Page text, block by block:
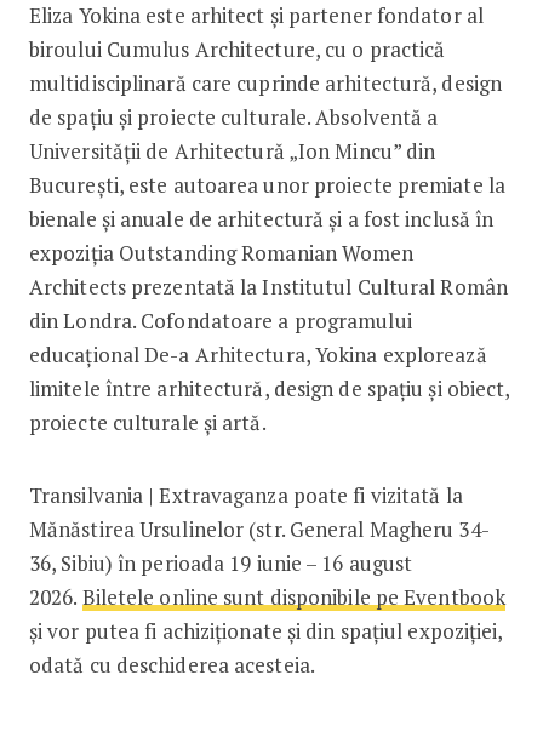
Eliza Yokina este arhitect și partener fondator al
biroului Cumulus Architecture, cu o practică
multidisciplinară care cuprinde arhitectură, design
de spațiu și proiecte culturale. Absolventă a
Universității de Arhitectură „Ion Mincu” din
București, este autoarea unor proiecte premiate la
bienale și anuale de arhitectură și a fost inclusă în
expoziția Outstanding Romanian Women
Architects prezentată la Institutul Cultural Român
din Londra. Cofondatoare a programului
educațional De-a Arhitectura, Yokina explorează
limitele între arhitectură, design de spațiu și obiect,
proiecte culturale și artă.
Transilvania | Extravaganza poate fi vizitată la
Mănăstirea Ursulinelor (str. General Magheru 34-
36, Sibiu) în perioada 19 iunie – 16 august
2026. Biletele online sunt disponibile pe Eventbook
și vor putea fi achiziționate și din spațiul expoziției,
odată cu deschiderea acesteia.